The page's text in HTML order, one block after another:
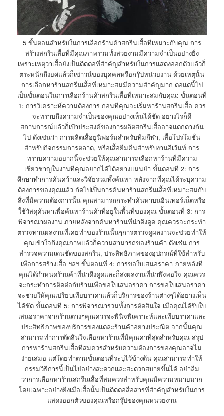
5 ขั้นตอนสำหรับในการเลือกร้านค้าสกรีนเสื้อที่เหมาะกับคุณ การ
สร้างสกรีนเสื้อที่มีคุณภาพรวมทั้งสวยงามมีความจำเป็นอย่างยิ่ง
เพราะเหตุว่าเสื้อยังเป็นติดต่อที่สำคัญสำหรับในการแสดงออกตัวแล้วก็
ตระหนักถึงยศแล้วก็เชาวน์ของบุคคลหรือกรุ๊ปหน่วยงาน ด้วยเหตุนั้น
การเลือกหาร้านสกรีนเสื้อที่เหมาะสมมีความสำคัญมาก ต่อแต่นี้ไป
เป็นขั้นตอนในการเลือกร้านค้าสกรีนเสื้อที่เหมาะสมกับคุณ: ขั้นตอนที่
1: การวิเคราะห์ความต้องการ ก่อนที่คุณจะเริ่มหาร้านสกรีนเสื้อ ควร
จะทราบถึงความจำเป็นของคุณอย่างเห็นได้ชัด อย่างไรก็ดี
สถานการณ์แล้วก็เป้าประสงค์ของการผลิตสกรีนเสื้ออาจแตกต่างกัน
ไป ดังเช่นว่า การผลิตเสื้อยูนิฟอร์มสำหรับทีมกีฬา, เสื้อโปรโมชั่น
สำหรับกิจกรรมการตลาด, หรือเสื้อยืมคืนสำหรับงานอีเว้นท์ การ
ทราบความอยากนี้จะช่วยให้คุณสามารถเลือกหาร้านที่มีความ
เชี่ยวชาญในงานที่คุณอยากได้ได้อย่างแม่นยำ ขั้นตอนที่ 2: การ
ศึกษาทำการค้นคว้าและวิจัยรวมทั้งค้นหา หลังจากที่คุณได้ระบุความ
ต้องการของคุณแล้ว ถัดไปเป็นการค้นหาร้านสกรีนเสื้อที่เหมาะสมกับ
สิ่งที่มีความต้องการนั้น คุณสามารถกระทำค้นหาบนอินเทอร์เน็ตหรือ
ใช้วัสดุค้นหาเพื่อค้นหาร้านค้าที่อยู่ในพื้นที่ของคุณ ขั้นตอนที่ 3: การ
พิจารณาผลงาน ภายหลังจากค้นหาร้านที่น่าดึงดูด คุณควรจะกระทำ
ตรวจทานผลงานที่เคยทำของร้านนั้นๆการตรวจดูผลงานจะช่วยทำให้
คุณเข้าใจถึงคุณภาพแล้วก็ความสามารถของร้านค้า ดังเช่น การ
สำรวจความเด่นชัดของสกรีน, ประสิทธิภาพของอุปกรณ์ที่ใช้สำหรับ
เพื่อการสร้างเสื้อ ฯลฯ ขั้นตอนที่ 4: การขอใบเสนอราคา ภายหลังที่
คุณได้กำหนดร้านค้าที่น่าดึงดูดและก็ส่งผลงานที่น่าพึงพอใจ คุณควร
จะกระทำการติดต่อกับร้านเพื่อขอใบเสนอราคา การขอใบเสนอราคา
จะช่วยให้คุณเปรียบเทียบราคาแล้วก็บริการของร้านต่างๆได้อย่างเห็น
ได้ชัด ขั้นตอนที่ 5: การพิจารณารวมทั้งการตัดสินใจ เมื่อคุณได้รับใบ
เสนอราคาจากร้านต่างๆคุณควรจะพินิจพิเคราะห์และเทียบราคาและ
ประสิทธิภาพของบริการของแต่ละร้านค้าอย่างประณีต จากนั้นคุณ
สามารถทำการตัดสินใจเลือกหาร้านที่มีคุณค่าที่สุดสำหรับคุณ สรุป
การหาร้านสกรีนเสื้อที่สมควรสำหรับความต้องการของคุณอาจไม่
ง่ายเสมอ แต่โดยทำตามขั้นตอนที่ระบุไว้ข้างต้น คุณสามารถทำให้
กรรมวิธีการนี้เป็นไปอย่างสะดวกและสะดวกสบายขึ้นได้ อย่าลืม
ว่าการเลือกหาร้านสกรีนเสื้อที่สมควรสำหรับคุณมีความหมายมาก
โดยเฉพาะอย่างยิ่งเมื่อเสื้อนั้นเป็นติดต่อสื่อสารที่สำคัญสำหรับในการ
แสดงออกตัวของคุณหรือกรุ๊ปของคุณหน่วยงาน